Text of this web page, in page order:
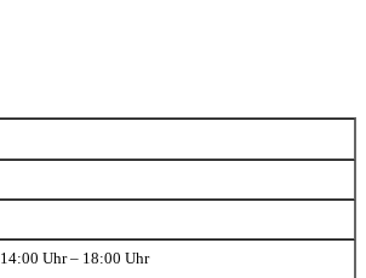
14:00 Uhr – 18:00 Uhr